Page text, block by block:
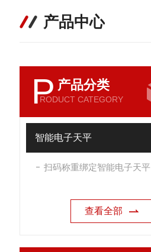
产品中心
P 产品分类
RODUCT CATEGORY
智能电子天平
扫码称重绑定智能电子天平
查看全部